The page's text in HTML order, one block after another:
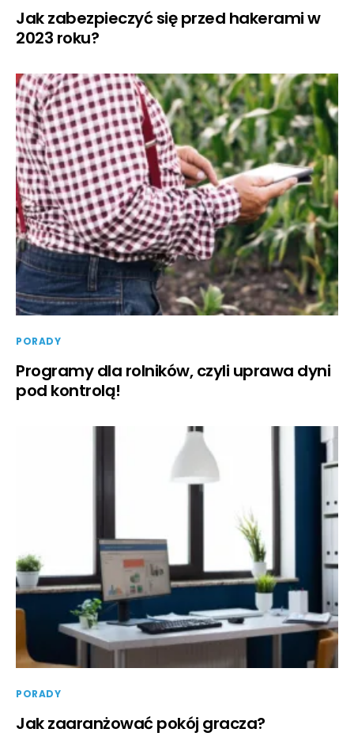
Jak zabezpieczyć się przed hakerami w
2023 roku?
PORADY
Programy dla rolników, czyli uprawa dyni
pod kontrolą!
PORADY
Jak zaaranżować pokój gracza?